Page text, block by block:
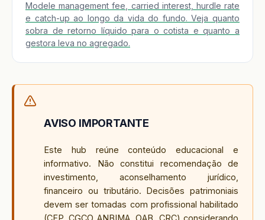
Modele management fee, carried interest, hurdle rate
e catch-up ao longo da vida do fundo. Veja quanto
sobra de retorno líquido para o cotista e quanto a
gestora leva no agregado.
AVISO IMPORTANTE
Este hub reúne conteúdo educacional e
informativo. Não constitui recomendação de
investimento, aconselhamento jurídico,
financeiro ou tributário. Decisões patrimoniais
devem ser tomadas com profissional habilitado
(CFP, CGCO ANBIMA, OAB, CRC) considerando